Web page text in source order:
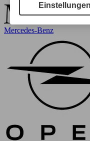
Mercedes-Benz
Einstellungen